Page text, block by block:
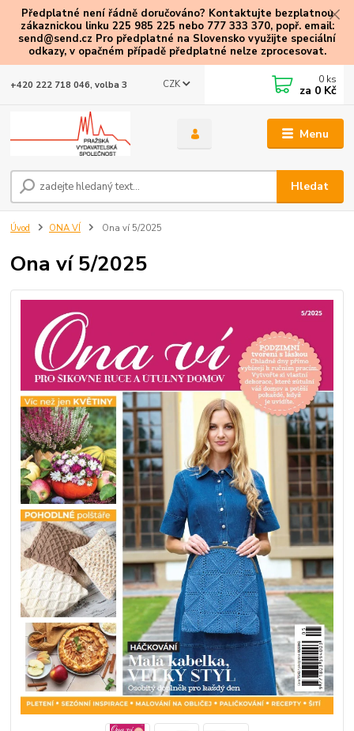
Předplatné není řádně doručováno? Kontaktujte bezplatnou
zákaznickou linku 225 985 225 nebo 777 333 370, popř. email:
send@send.cz Pro předplatné na Slovensko využijte speciální
odkazy, v opačném případě předplatné nelze zprocesovat.
Menu
CZK
Hledat
+420 222 718 046, volba 3 0 ks
za 0 Kč
Úvod ONA VÍ Ona ví 5/2025
Ona ví 5/2025